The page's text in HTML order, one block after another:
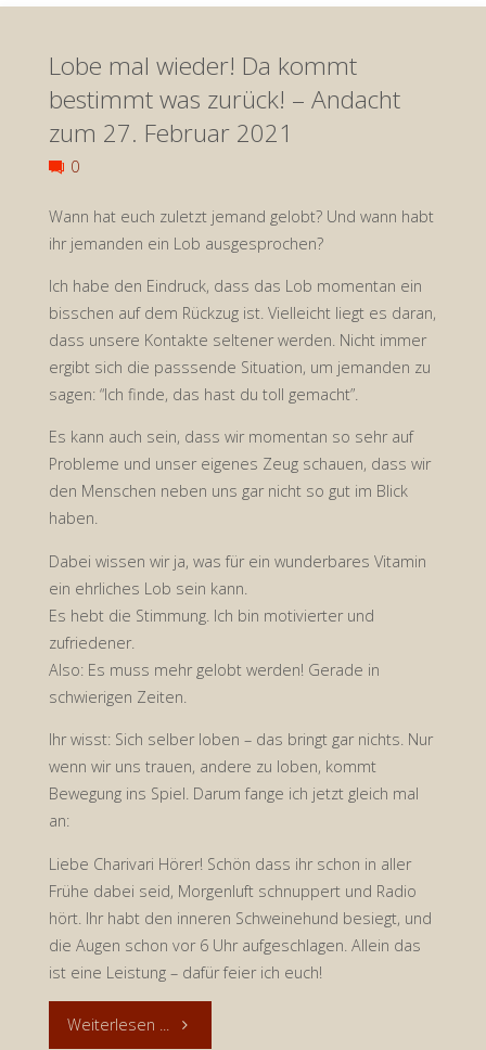
Krokusse
blühen!
Andacht
2021"
Lobe mal wieder! Da kommt
bestimmt was zurück! – Andacht
zum 27. Februar 2021
0
Wann hat euch zuletzt jemand gelobt? Und wann habt
ihr jemanden ein Lob ausgesprochen?
Ich habe den Eindruck, dass das Lob momentan ein
bisschen auf dem Rückzug ist. Vielleicht liegt es daran,
dass unsere Kontakte seltener werden. Nicht immer
ergibt sich die passsende Situation, um jemanden zu
sagen: “Ich finde, das hast du toll gemacht”.
Es kann auch sein, dass wir momentan so sehr auf
Probleme und unser eigenes Zeug schauen, dass wir
den Menschen neben uns gar nicht so gut im Blick
haben.
Dabei wissen wir ja, was für ein wunderbares Vitamin
ein ehrliches Lob sein kann.
Es hebt die Stimmung. Ich bin motivierter und
zufriedener.
Also: Es muss mehr gelobt werden! Gerade in
schwierigen Zeiten.
Ihr wisst: Sich selber loben – das bringt gar nichts. Nur
wenn wir uns trauen, andere zu loben, kommt
Bewegung ins Spiel. Darum fange ich jetzt gleich mal
an:
Liebe Charivari Hörer! Schön dass ihr schon in aller
Frühe dabei seid, Morgenluft schnuppert und Radio
hört. Ihr habt den inneren Schweinehund besiegt, und
die Augen schon vor 6 Uhr aufgeschlagen. Allein das
ist eine Leistung – dafür feier ich euch!
Weiterlesen ... "Lobe